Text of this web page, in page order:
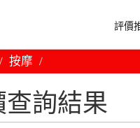
評價
按摩
詢結果